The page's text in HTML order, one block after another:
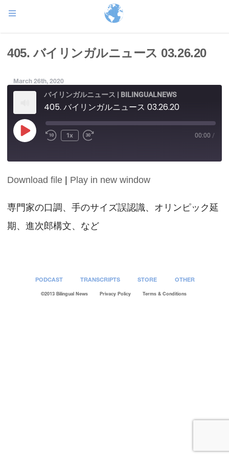
405. バイリンガルニュース 03.26.20
March 26th, 2020
バイリンガルニュース | BILINGUALNEWS
405. バイリンガルニュース 03.26.20
Play
Episode
1x 00:00 /
SHARE
LINK
EMBED
Download file Play in new window
専門家の口調、手のサイズ誤認識、オリンピック延
期、進次郎構文、など
PODCAST TRANSCRIPTS STORE OTHER
©2013 Bilingual News Privacy Policy Terms & Conditions